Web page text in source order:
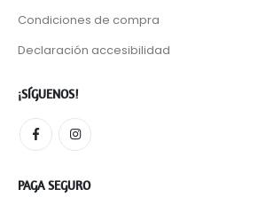
Condiciones de compra
Declaración accesibilidad
¡SÍGUENOS!
PAGA SEGURO